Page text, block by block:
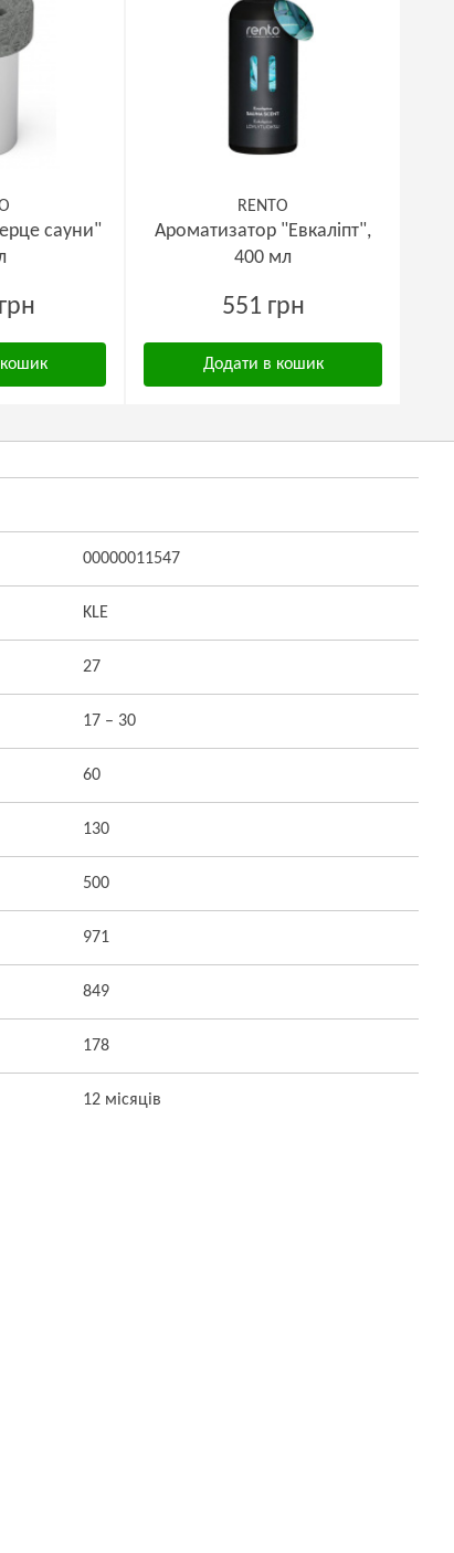
сауни"
RENTO
Ароматизатор "Евкаліпт",
400 мл
551 грн
Додати в кошик
00000011547
KLE
27
17 – 30
60
130
500
971
849
178
12 місяців